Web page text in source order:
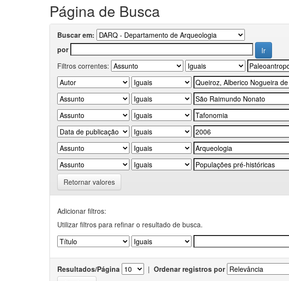
Página de Busca
Buscar em:
por
Filtros correntes:
Retornar valores
Adicionar filtros:
Utilizar filtros para refinar o resultado de busca.
Resultados/Página | Ordenar registros por